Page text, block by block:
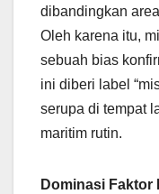
dibandingkan
Oleh karena itu,
sebuah bias
ini diberi label
serupa di tempat
maritim rutin.
Dominasi Faktor